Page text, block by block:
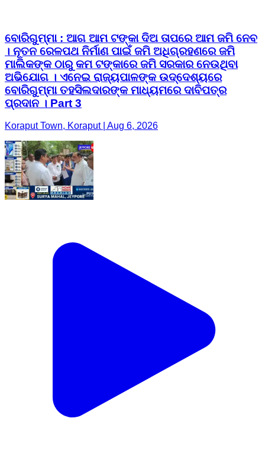
ବୋରିଗୁମ୍ମା : ଆଗ ଆମ ଟଙ୍କା ଦିଅ ତାପରେ ଆମ ଜମି ନେବ
। ନୂତନ ରେଳପଥ ନିର୍ମାଣ ପାଇଁ ଜମି ଅଧିଗ୍ରହଣରେ ଜମି
ମାଲିକଙ୍କ ଠାରୁ କମ ଟଙ୍କାରେ ଜମି ସରକାର ନେଉଥିବା
ଅଭିଯୋଗ । ଏନେଇ ରାଜ୍ୟପାଳଙ୍କ ଉଦ୍ଦେଶ୍ୟରେ
ବୋରିଗୁମ୍ମା ତହସିଲଦାରଙ୍କ ମାଧ୍ୟମରେ ଦାବିପତ୍ର
ପ୍ରଦାନ । Part 3
Koraput Town, Koraput | Aug 6, 2026